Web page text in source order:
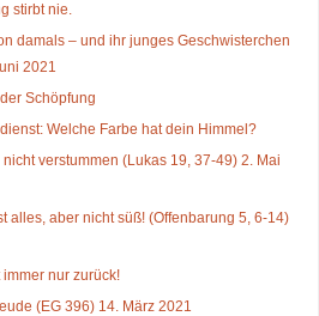
stirbt nie.
damals – und ihr junges Geschwisterchen
2021
Schöpfung
Welche Farbe hat dein Himmel?
verstummen (Lukas 19, 37-49) 2. Mai
alles, aber nicht süß! (Offenbarung 5, 6-14)
nur zurück!
(EG 396) 14. März 2021